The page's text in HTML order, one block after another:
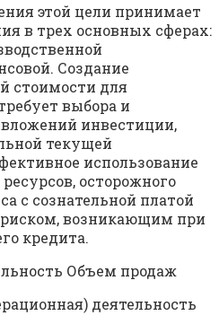
этой цели принимает
в трех основных сферах:
Создание
стоимости для
выбора и
инвестиции,
текущей
использование
осторожного
с сознательной платой
возникающим при
кредита.
Объем продаж
деятельность